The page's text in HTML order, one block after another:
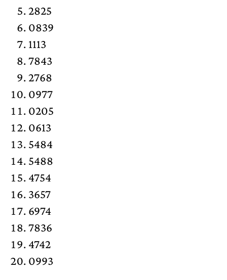
2825
0839
1113
7843
2768
0977
0205
0613
5484
5488
4754
3657
6974
7836
4742
0993